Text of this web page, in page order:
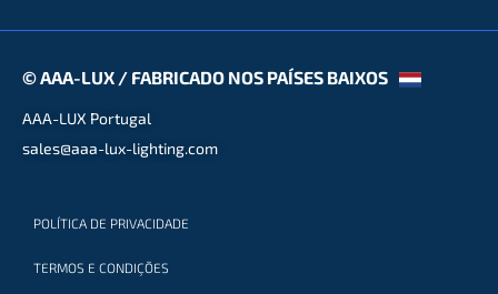
© AAA-LUX / FABRICADO NOS PAÍSES BAIXOS
AAA-LUX Portugal
sales@aaa-lux-lighting.com
POLÍTICA DE PRIVACIDADE
TERMOS E CONDIÇÕES